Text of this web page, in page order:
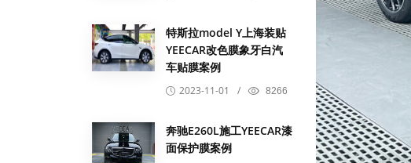
特斯拉model Y上海装贴
YEECAR改色膜象牙白汽
车贴膜案例
2023-11-01 / 8266
奔驰E260L施工YEECAR漆
面保护膜案例